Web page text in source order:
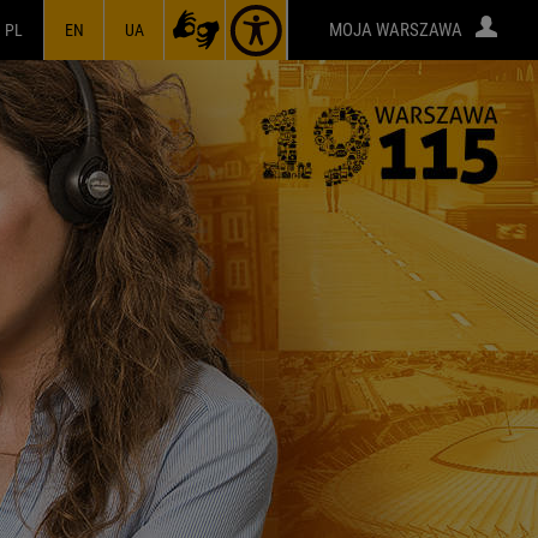
PL EN UA MOJA WARSZAWA